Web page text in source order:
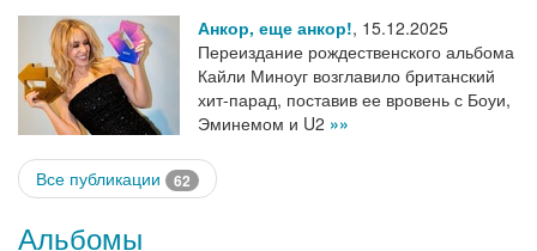
Анкор, еще анкор!, 15.12.2025
Переиздание рождественского альбома
Кайли Миноуг возглавило британский
хит-парад, поставив ее вровень с Боуи,
Эминемом и U2 »»
Все публикации 62
Альбомы